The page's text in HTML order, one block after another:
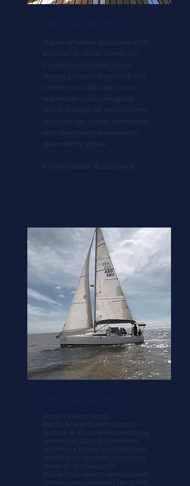
Alquila un velero de chárter a 150
km al sur de Rio de Janeiro, sin
tripulación (bareboat) o con
Skipper, y recorre la bahía de Isla
Grande y sus 365 islas, con
entorno de aguas protegidas,
donde el oleaje del Atlántico rara
vez entra con fuerza, permitiendo
una navegación sumamente
placentera y segura
6 Veleros desde: R$ 2500/week
Donde todo comienza.
Buenos Aires es nuestro punto de
partida, el Río de la Plata hasta los
canales del Delta, es donde este
entorno nos brinda las condiciones
ideales para aprender, practicar y
crecer en la navegación.
Aquí se forja nuestra identidad: una